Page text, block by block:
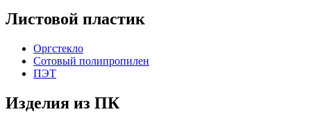
Листовой пластик
Оргстекло
Cотовый полипропилен
ПЭТ
Изделия из ПК